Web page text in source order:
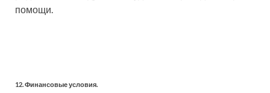
помощи.
12. Финансовые условия.